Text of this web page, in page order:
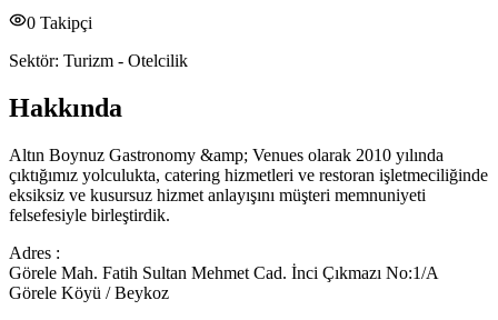
0 Takipçi
Sektör: Turizm - Otelcilik
Hakkında
Altın Boynuz Gastronomy &amp; Venues olarak 2010 yılında
çıktığımız yolculukta, catering hizmetleri ve restoran işletmeciliğinde
eksiksiz ve kusursuz hizmet anlayışını müşteri memnuniyeti
felsefesiyle birleştirdik.
Adres :
Görele Mah. Fatih Sultan Mehmet Cad. İnci Çıkmazı No:1/A
Görele Köyü / Beykoz